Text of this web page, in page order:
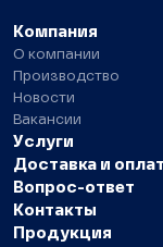
Компания
О компании
Производство
Новости
Вакансии
Услуги
Доставка и
Вопрос-ответ
Контакты
Продукция